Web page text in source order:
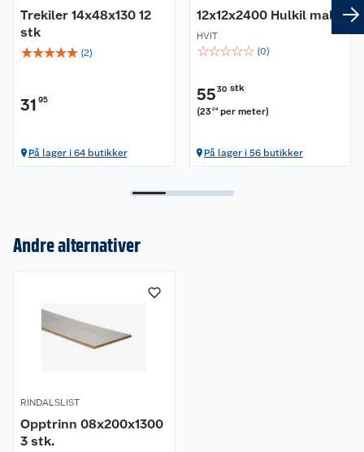
Trekiler 14x48x130 12
stk
☆☆☆☆☆ (2)
31 95
På lager i 64 butikker
12x12x2400 Hulkil malt
HVIT
☆☆☆☆☆ (0)
55 30 stk
(23 04 per meter)
På lager i 56 butikker
Andre alternativer
RINDALSLIST
Opptrinn 08x200x1300
3 stk.
Kundeservice
Kontakt oss
Reklamasjon
Ofte stilte spørsmål
Nyheter
Våre kjeder
Personvern
Cookies
Lavprisløfte
Åpent kjøp
Oppussing med utemaling
Oppussing med innemaling